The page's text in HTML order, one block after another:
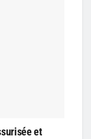
et